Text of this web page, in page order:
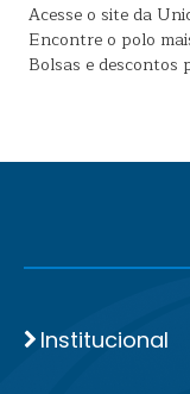
Acesse o site da
Encontre o polo
Bolsas e descontos
Institucional